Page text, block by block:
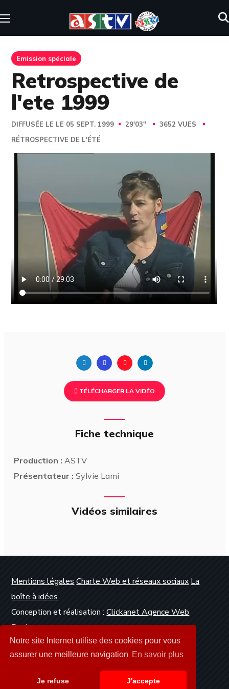
Notre site Internet utilise des cookies pour vous
assurer une meilleure navigation En savoir plus
Je refuse J'accepte
Emission spéciale
Retrospective de
l'ete 1999
DIFFUSÉE LE LE 05 SEPT. 1999 29'03''
3652 VUES
RÉTROSPECTIVE DE L'ÉTÉ
TÉLÉCHARGER LA VIDÉO
Fiche technique
Production : ASTV
Présentateur : Sylvie Lami
Vidéos similaires
Mentions légales Charte Web et réseaux sociaux La
boîte à idées
Conception et réalisation :Clickanet Agence Web
Dunkerque